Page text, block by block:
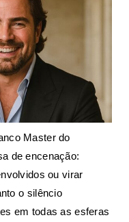
Master do
de encenação:
ou virar
o silêncio
em todas as esferas